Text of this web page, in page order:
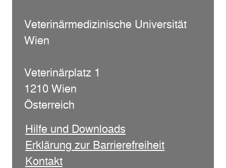
Veterinärmedizinische Universität
Wien
Veterinärplatz 1
1210 Wien
Österreich
Hilfe und Downloads
Erklärung zur Barrierefreiheit
Kontakt